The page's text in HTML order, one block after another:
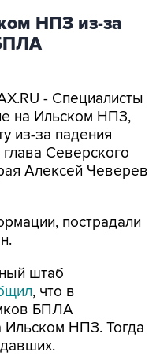
НПЗ из-за
- Специалисты
на Ильском НПЗ,
из-за падения
Северского
Алексей Чеверев
пострадали
штаб
, что в
БПЛА
Ильском НПЗ. Тогда